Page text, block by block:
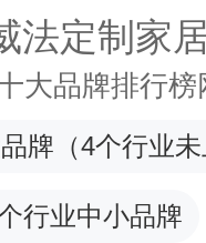
法定制家
大品牌排行
牌 （4个行业
行业中小品牌